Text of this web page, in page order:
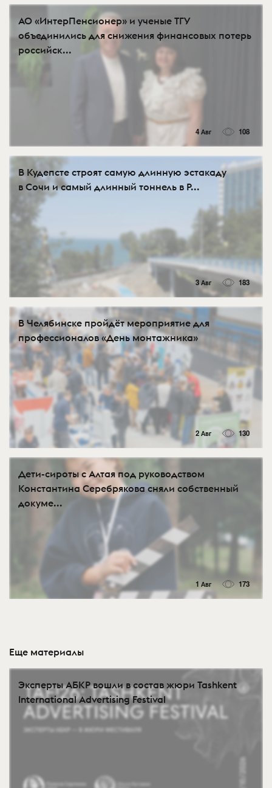
АО «ИнтерПенсионер» и ученые ТГУ
объединились для снижения финансовых потерь
российск...
4 Авг 108
В Кудепсте строят самую длинную эстакаду
в Сочи и самый длинный тоннель в Р...
3 Авг 183
В Челябинске пройдёт мероприятие для
профессионалов «День монтажника»
2 Авг 130
Дети-сироты с Алтая под руководством
Константина Серебрякова сняли собственный
докуме...
1 Авг 173
Еще материалы
Эксперты АБКР вошли в состав жюри Tashkent
International Advertising Festival